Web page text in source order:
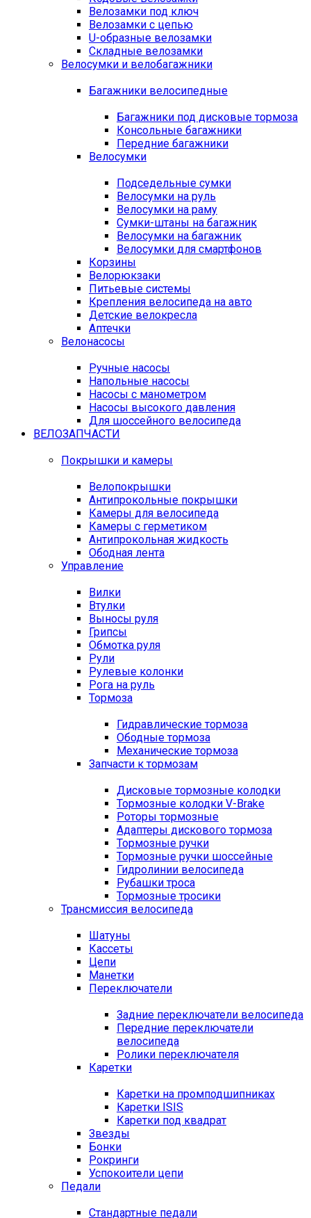
Велозамки под ключ
Велозамки с цепью
U-образные велозамки
Складные велозамки
Велосумки и велобагажники
Багажники велосипедные
Багажники под дисковые тормоза
Консольные багажники
Передние багажники
Велосумки
Подседельные сумки
Велосумки на руль
Велосумки на раму
Сумки-штаны на багажник
Велосумки на багажник
Велосумки для смартфонов
Корзины
Велорюкзаки
Питьевые системы
Крепления велосипеда на авто
Детские велокресла
Аптечки
Велонасосы
Ручные насосы
Напольные насосы
Насосы с манометром
Насосы высокого давления
Для шоссейного велосипеда
ВЕЛОЗАПЧАСТИ
Покрышки и камеры
Велопокрышки
Антипрокольные покрышки
Камеры для велосипеда
Камеры с герметиком
Антипрокольная жидкость
Ободная лента
Управление
Вилки
Втулки
Выносы руля
Грипсы
Обмотка руля
Рули
Рулевые колонки
Рога на руль
Тормоза
Гидравлические тормоза
Ободные тормоза
Механические тормоза
Запчасти к тормозам
Дисковые тормозные колодки
Тормозные колодки V-Brake
Роторы тормозные
Адаптеры дискового тормоза
Тормозные ручки
Тормозные ручки шоссейные
Гидролинии велосипеда
Рубашки троса
Тормозные тросики
Трансмиссия велосипеда
Шатуны
Кассеты
Цепи
Манетки
Переключатели
Задние переключатели велосипеда
Передние переключатели
велосипеда
Ролики переключателя
Каретки
Каретки на промподшипниках
Каретки ISIS
Каретки под квадрат
Звезды
Бонки
Рокринги
Успокоители цепи
Педали
Стандартные педали